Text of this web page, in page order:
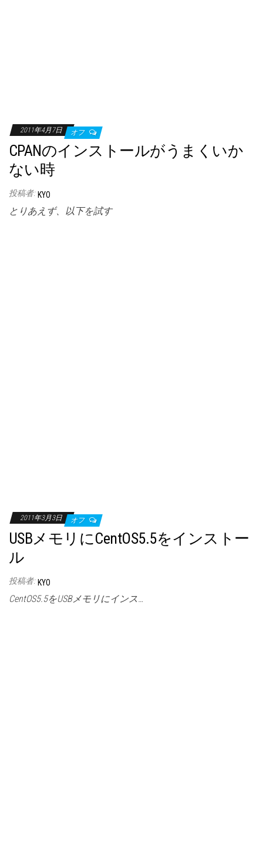
2011年4月7日 オフ
CPANのインストールがうまくいか
ない時
投稿者: KYO
とりあえず、以下を試す
2011年3月3日 オフ
USBメモリにCentOS5.5をインストー
ル
投稿者: KYO
CentOS5.5をUSBメモリにインス…